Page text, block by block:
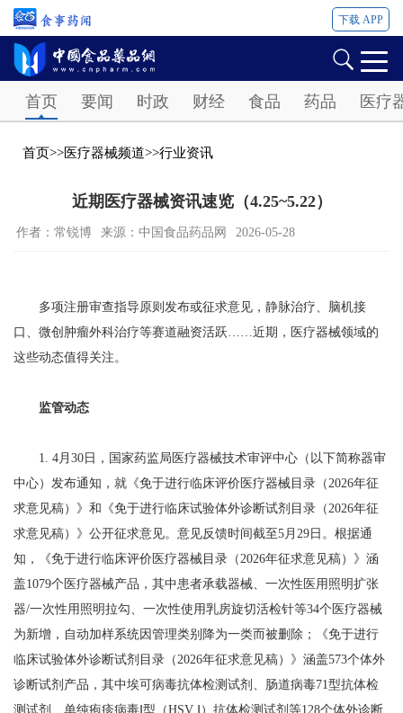
下载 APP
首页 要闻 时政 财经 食品 药品 医疗
首页>>医疗器械频道>>行业资讯
近期医疗器械资讯速览（4.25~5.22）
作者：常锐博 来源：中国食品药品网 2026-05-28
多项注册审查指导原则发布或征求意见，静脉治疗、脑机接
口、微创肿瘤外科治疗等赛道融资活跃……近期，医疗器械领域的
这些动态值得关注。
监管动态
1. 4月30日，国家药监局医疗器械技术审评中心（以下简称器审
中心）发布通知，就《免于进行临床评价医疗器械目录（2026年征
求意见稿）》和《免于进行临床试验体外诊断试剂目录（2026年征
求意见稿）》公开征求意见。意见反馈时间截至5月29日。根据通
知，《免于进行临床评价医疗器械目录（2026年征求意见稿）》涵
盖1079个医疗器械产品，其中患者承载器械、一次性医用照明扩张
器/一次性用照明拉勾、一次性使用乳房旋切活检针等34个医疗器械
为新增，自动加样系统因管理类别降为一类而被删除；《免于进行
临床试验体外诊断试剂目录（2026年征求意见稿）》涵盖573个体外
诊断试剂产品，其中埃可病毒抗体检测试剂、肠道病毒71型抗体检
测试剂、单纯疱疹病毒Ⅰ型（HSV Ⅰ）抗体检测试剂等128个体外诊断